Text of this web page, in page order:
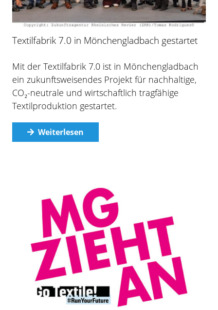
Textilfabrik 7.0 in Mönchengladbach gestartet
Mit der Textilfabrik 7.0 ist in Mönchengladbach
ein zukunftsweisendes Projekt für nachhaltige,
CO₂-neutrale und wirtschaftlich tragfähige
Textilproduktion gestartet.
Weiterlesen